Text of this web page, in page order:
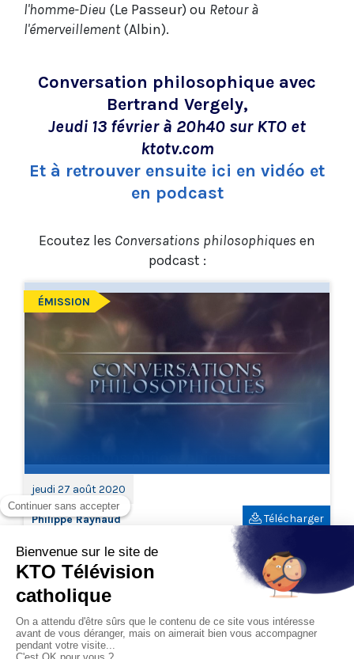
l'homme-Dieu (Le Passeur) ou Retour à
l'émerveillement(Albin).
Conversation philosophique avec
Bertrand Vergely,
Jeudi 13 février à 20h40 sur KTO et
ktotv.com
Et à retrouver ensuite ici en vidéo et
en podcast
Ecoutez les Conversations philosophiques en
podcast :
ÉMISSION
jeudi 27 août 2020
Philippe Raynaud Télécharger
jeudi 7 mai 2020
Chantal Delsol Télécharger
Fabrice Hadjadj Télécharger